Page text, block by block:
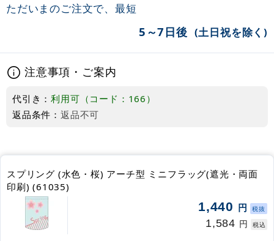
ただいまのご注文で、最短
5～7日後 (土日祝を除く)
注意事項・ご案内
代引き：利用可（コード：166）
返品条件： 返品不可
スプリング (水色・桜) アーチ型 ミニフラッグ(遮光・両面
印刷) (61035)
1,440 円 税抜
1,584 円 税込